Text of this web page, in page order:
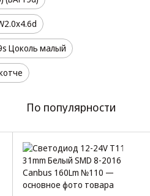
Цоколь малый
По популярности